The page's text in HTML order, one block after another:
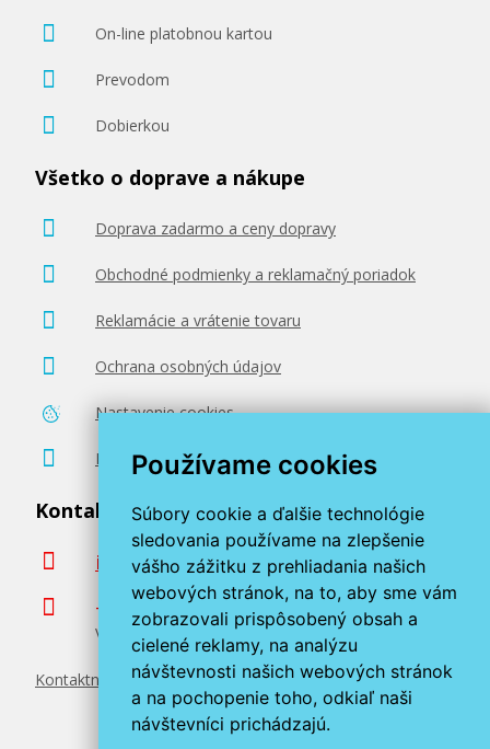
Používame cookies
Súbory cookie a ďalšie technológie
sledovania používame na zlepšenie
vášho zážitku z prehliadania našich
webových stránok, na to, aby sme vám
zobrazovali prispôsobený obsah a
cielené reklamy, na analýzu
návštevnosti našich webových stránok
a na pochopenie toho, odkiaľ naši
návštevníci prichádzajú.
On-line platobnou kartou
Prevodom
Dobierkou
Všetko o doprave a nákupe
Doprava zadarmo a ceny dopravy
Obchodné podmienky a reklamačný poriadok
Reklamácie a vrátenie tovaru
Ochrana osobných údajov
Nastavenie cookies
Poradenstvo zadarmo
Kontaktujte nás
info@miroluk.sk
+420 377 222 313
Volajte v pracovné dni od 8. do 17. hod.
Kontaktné údaje